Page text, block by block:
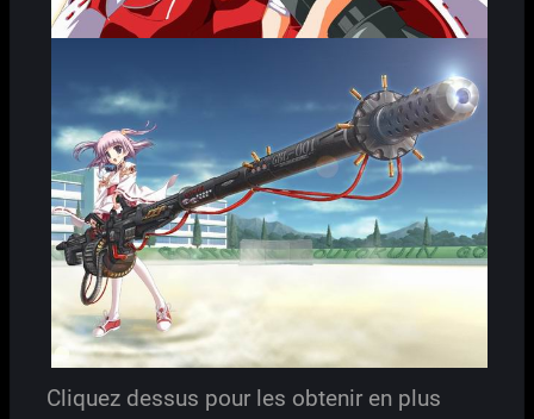
Cliquez dessus pour les obtenir en plus